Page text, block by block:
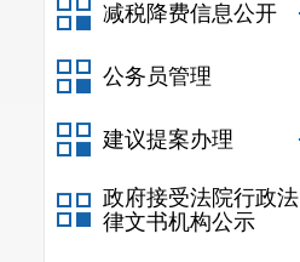
减税降费信息公开
公务员管理
建议提案办理
政府接受法院行政法
律文书机构公示